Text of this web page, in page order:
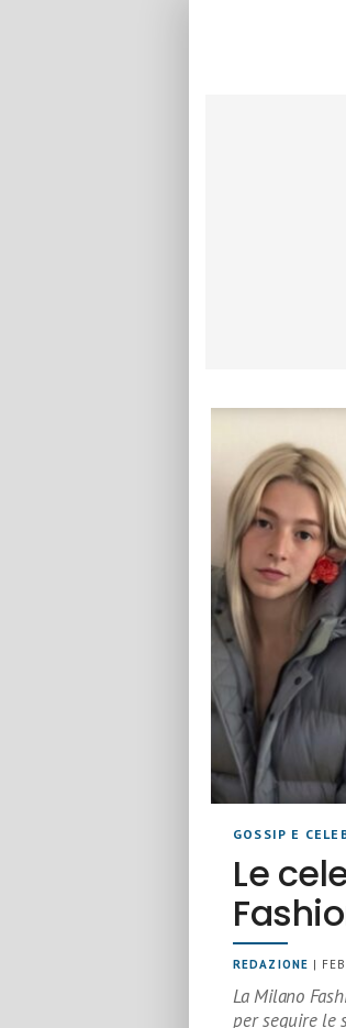
GOSSIP E
Le
REDAZIONE |
La Milano
per seguire le